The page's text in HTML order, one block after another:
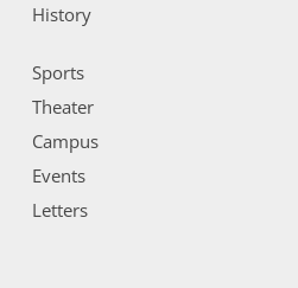
History
Sports
Theater
Campus
Events
Letters